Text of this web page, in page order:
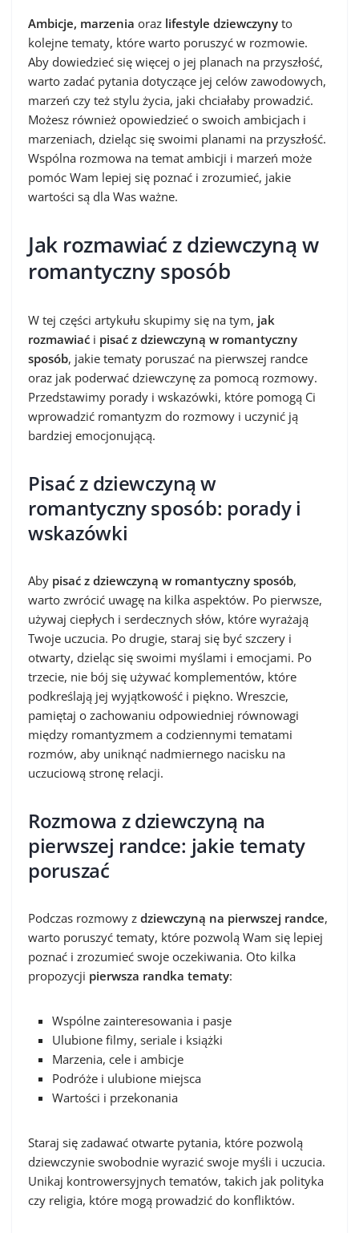
Ambicje, marzenia oraz lifestyle dziewczyny to
kolejne tematy, które warto poruszyć w rozmowie.
Aby dowiedzieć się więcej o jej planach na przyszłość,
warto zadać pytania dotyczące jej celów zawodowych,
marzeń czy też stylu życia, jaki chciałaby prowadzić.
Możesz również opowiedzieć o swoich ambicjach i
marzeniach, dzieląc się swoimi planami na przyszłość.
Wspólna rozmowa na temat ambicji i marzeń może
pomóc Wam lepiej się poznać i zrozumieć, jakie
wartości są dla Was ważne.
Jak rozmawiać z dziewczyną w
romantyczny sposób
W tej części artykułu skupimy się na tym, jak
rozmawiać i pisać z dziewczyną w romantyczny
sposób, jakie tematy poruszać na pierwszej randce
oraz jak poderwać dziewczynę za pomocą rozmowy.
Przedstawimy porady i wskazówki, które pomogą Ci
wprowadzić romantyzm do rozmowy i uczynić ją
bardziej emocjonującą.
Pisać z dziewczyną w
romantyczny sposób: porady i
wskazówki
Aby pisać z dziewczyną w romantyczny sposób,
warto zwrócić uwagę na kilka aspektów. Po pierwsze,
używaj ciepłych i serdecznych słów, które wyrażają
Twoje uczucia. Po drugie, staraj się być szczery i
otwarty, dzieląc się swoimi myślami i emocjami. Po
trzecie, nie bój się używać komplementów, które
podkreślają jej wyjątkowość i piękno. Wreszcie,
pamiętaj o zachowaniu odpowiedniej równowagi
między romantyzmem a codziennymi tematami
rozmów, aby uniknąć nadmiernego nacisku na
uczuciową stronę relacji.
Rozmowa z dziewczyną na
pierwszej randce: jakie tematy
poruszać
Podczas rozmowy z dziewczyną na pierwszej randce,
warto poruszyć tematy, które pozwolą Wam się lepiej
poznać i zrozumieć swoje oczekiwania. Oto kilka
propozycji pierwsza randka tematy:
Wspólne zainteresowania i pasje
Ulubione filmy, seriale i książki
Marzenia, cele i ambicje
Podróże i ulubione miejsca
Wartości i przekonania
Staraj się zadawać otwarte pytania, które pozwolą
dziewczynie swobodnie wyrazić swoje myśli i uczucia.
Unikaj kontrowersyjnych tematów, takich jak polityka
czy religia, które mogą prowadzić do konfliktów.